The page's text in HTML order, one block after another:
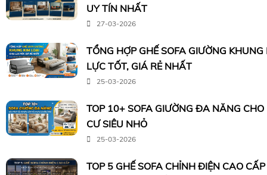
UY TÍN NHẤT
27-03-2026
TỔNG HỢP GHẾ SOFA GIƯỜNG
LỰC TỐT, GIÁ RẺ NHẤT
25-03-2026
TOP 10+ SOFA GIƯỜNG ĐA NĂNG
CƯ SIÊU NHỎ
25-03-2026
TOP 5 GHẾ SOFA CHỈNH ĐIỆN CAO